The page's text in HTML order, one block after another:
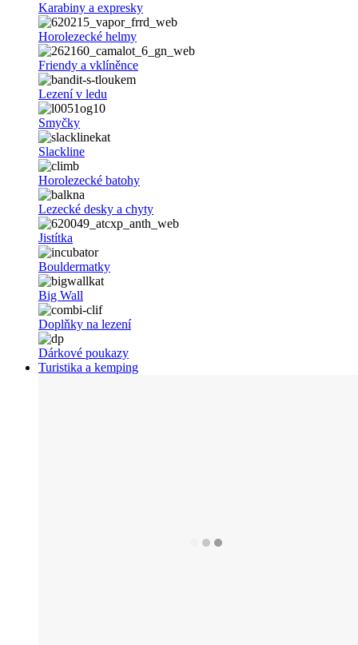
Karabiny a expresky
Horolezecké helmy
Friendy a vklíněnce
Lezení v ledu
Smyčky
Slackline
Horolezecké batohy
Lezecké desky a chyty
Jistítka
Bouldermatky
Big Wall
Doplňky na lezení
Dárkové poukazy
Turistika a kemping